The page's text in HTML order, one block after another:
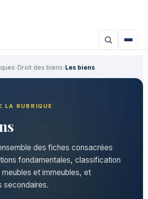
›Droit des biens›Les biens
LA RUBRIQUE
des fiches consacrées
fondamentales, classification
et immeubles, et
secondaires.